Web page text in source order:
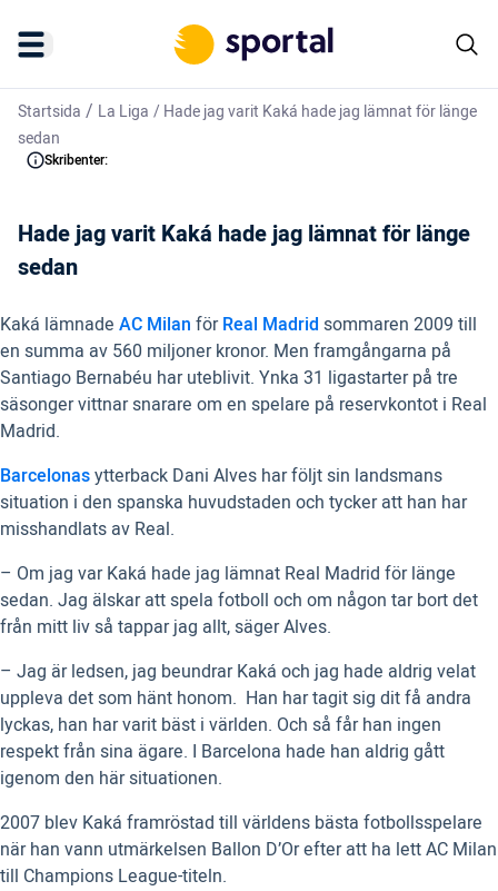
Startsida / La Liga /Hade jag varit Kaká hade jag lämnat för länge
sedan
Skribenter:
Hade jag varit Kaká hade jag lämnat för länge
sedan
Kaká lämnade AC Milan förReal Madrid sommaren 2009 till
en summa av 560 miljoner kronor. Men framgångarna på
Santiago Bernabéu har uteblivit. Ynka 31 ligastarter på tre
säsonger vittnar snarare om en spelare på reservkontot i Real
Madrid.
Barcelonasytterback Dani Alves har följt sin landsmans
situation i den spanska huvudstaden och tycker att han har
misshandlats av Real.
– Om jag var Kaká hade jag lämnat Real Madrid för länge
sedan. Jag älskar att spela fotboll och om någon tar bort det
från mitt liv så tappar jag allt, säger Alves.
– Jag är ledsen, jag beundrar Kaká och jag hade aldrig velat
uppleva det som hänt honom. Han har tagit sig dit få andra
lyckas, han har varit bäst i världen. Och så får han ingen
respekt från sina ägare. I Barcelona hade han aldrig gått
igenom den här situationen.
2007 blev Kaká framröstad till världens bästa fotbollsspelare
när han vann utmärkelsen Ballon D’Or efter att ha lett AC Milan
till Champions League-titeln.